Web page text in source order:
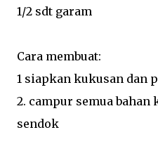
1/2 sdt garam
Cara membuat:
1 siapkan kukusan dan
2. campur semua
sendok